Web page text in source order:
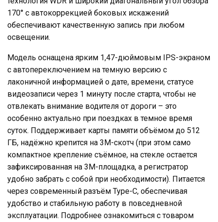
170° с автокоррекцией боковых искажений
обеспечивают качественную запись при любом
освещении.
Модель оснащена ярким 1,47-дюймовым IPS-экраном
с автопереключением на темную версию с
лаконичной информацией о дате, времени, статусе
видеозаписи через 1 минуту после старта, чтобы не
отвлекать внимание водителя от дороги – это
особенно актуально при поездках в темное время
суток. Поддерживает карты памяти объёмом до 512
ГБ, надёжно крепится на 3M-скотч (при этом само
компактное крепление съёмное, на стекле остается
зафиксированная на 3М-площадка, а регистратор
удобно забрать с собой при необходимости). Питается
через современный разъём Type-C, обеспечивая
удобство и стабильную работу в повседневной
эксплуатации. Подробнее ознакомиться с товаром